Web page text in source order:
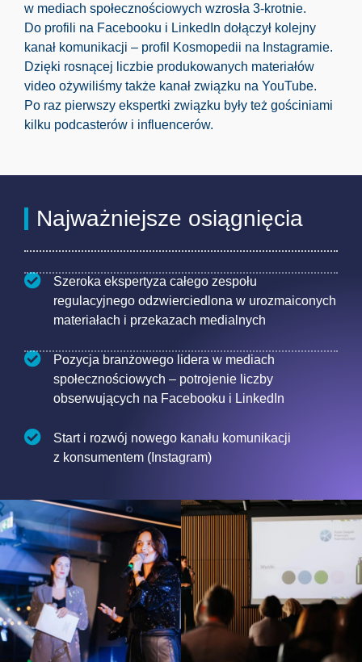
w mediach społecznościowych wzrosła 3-krotnie.
Do profili na Facebooku i LinkedIn dołączył kolejny
kanał komunikacji – profil Kosmopedii na Instagramie.
Dzięki rosnącej liczbie produkowanych materiałów
video ożywiliśmy także kanał związku na YouTube.
Po raz pierwszy ekspertki związku były też gościniami
kilku podcasterów i influencerów.
Najważniejsze osiągnięcia
Szeroka ekspertyza całego zespołu
regulacyjnego odzwierciedlona w urozmaiconych
materiałach i przekazach medialnych
Pozycja branżowego lidera w mediach
społecznościowych – potrojenie liczby
obserwujących na Facebooku i LinkedIn
Start i rozwój nowego kanału komunikacji
z konsumentem (Instagram)